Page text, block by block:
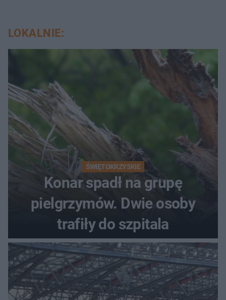
LOKALNIE:
ŚWIĘTOKRZYSKIE
Konar spadł na grupę
pielgrzymów. Dwie osoby
trafiły do szpitala